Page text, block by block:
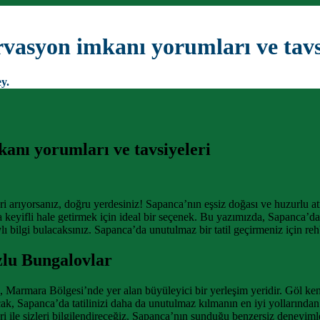
imkanı yorumları ve
yorumları ve tavsiyeleri
doğru yerdesiniz! Sapanca’nın eşsiz doğası ve
hale getirmek için ideal bir seçenek. Bu yazımızda,
bulacaksınız. Sapanca’da unutulmaz bir tatil geçirmeniz için
Bungalovlar
Bölgesi’nde yer alan büyüleyici bir yerleşim yeridir. Göl
Sapanca’da tatilinizi daha da unutulmaz kılmanın en iyi
ile sizleri bilgilendireceğiz. Sapanca’nın sunduğu benzersiz